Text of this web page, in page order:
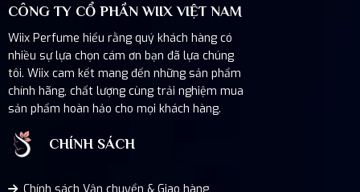
CÔNG TY CỔ PHẦN WIIX VIỆT NAM
Wiix Perfume hiểu rằng quý khách hàng có
nhiều sự lựa chọn cám ơn bạn đã lựa chúng
tôi. Wiix cam kết mang đến những sản phẩm
chính hãng, chất lượng cùng trải nghiệm mua
sản phẩm hoàn hảo cho mọi khách hàng.
CHÍNH SÁCH